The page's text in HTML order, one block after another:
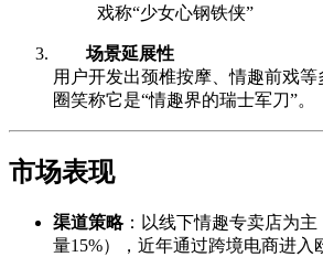
戏称“少女心钢铁侠”
场景延展性
用户开发出颈椎按摩、情趣前戏
圈笑称它是“情趣界的瑞士军刀”。
市场表现
渠道策略：以线下情趣专卖店为
量15%），近年通过跨境电商进入